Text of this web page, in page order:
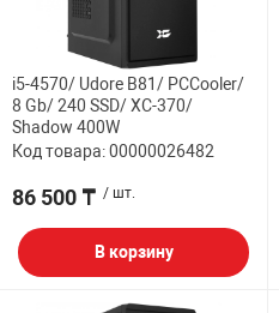
i5-4570/ Udore B81/ PCCooler/
8 Gb/ 240 SSD/ XC-370/
Shadow 400W
Код товара: 00000026482
86 500 ₸ / шт.
В корзину